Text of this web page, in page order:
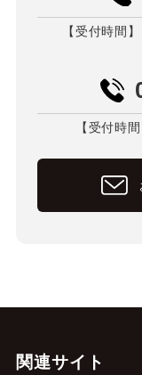
【受付時間
【受付時
関連サイト